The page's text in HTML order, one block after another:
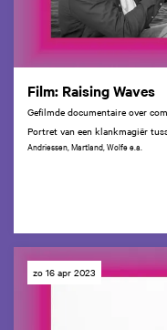
Film: Raising Waves
Gefilmde documentaire over
Portret van een klankmagiër
Andriessen, Martland, Wolfe e.a.
zo 16 apr 2023